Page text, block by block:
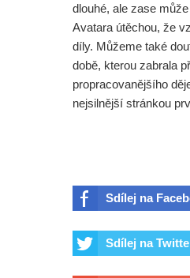
dlouhé, ale zase
Avatara útěchou, že
díly. Můžeme také
době, kterou zabrala
propracovanějšího
nejsilnější stránkou
Sdílej na
Sdílej na